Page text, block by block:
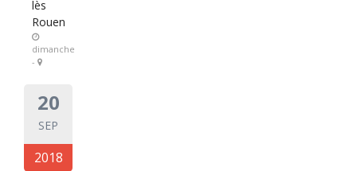
lès
Rouen
dimanche
-
20
SEP
2018